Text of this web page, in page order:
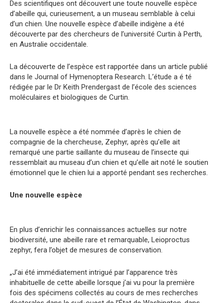
Des scientifiques ont découvert une toute nouvelle espèce
d’abeille qui, curieusement, a un museau semblable à celui
d’un chien. Une nouvelle espèce d’abeille indigène a été
découverte par des chercheurs de l’université Curtin à Perth,
en Australie occidentale.
La découverte de l’espèce est rapportée dans un article publié
dans le Journal of Hymenoptera Research. L’étude a é té
rédigée par le Dr Keith Prendergast de l’école des sciences
moléculaires et biologiques de Curtin.
La nouvelle espèce a été nommée d’après le chien de
compagnie de la chercheuse, Zephyr, après qu’elle ait
remarqué une partie saillante du museau de l’insecte qui
ressemblait au museau d’un chien et qu’elle ait noté le soutien
émotionnel que le chien lui a apporté pendant ses recherches.
Une nouvelle espèce
En plus d’enrichir les connaissances actuelles sur notre
biodiversité, une abeille rare et remarquable, Leioproctus
zephyr, fera l’objet de mesures de conservation.
„J’ai été immédiatement intrigué par l’apparence très
inhabituelle de cette abeille lorsque j’ai vu pour la première
fois des spécimens collectés au cours de mes recherches